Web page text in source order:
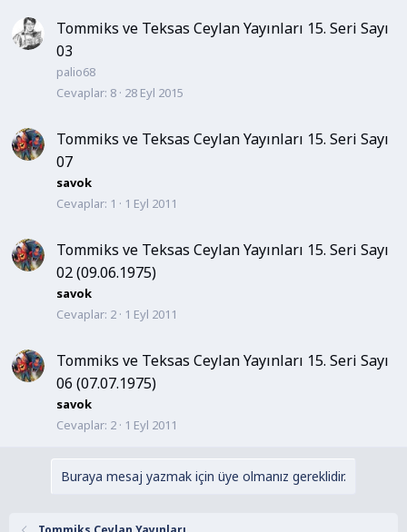
Tommiks ve Teksas Ceylan Yayınları 15. Seri Sayı
03
palio68
Cevaplar 8 28 Eyl 2015
Tommiks ve Teksas Ceylan Yayınları 15. Seri Sayı
07
savok
Cevaplar 1 1 Eyl 2011
Tommiks ve Teksas Ceylan Yayınları 15. Seri Sayı
02 (09.06.1975)
savok
Cevaplar 2 1 Eyl 2011
Tommiks ve Teksas Ceylan Yayınları 15. Seri Sayı
06 (07.07.1975)
savok
Cevaplar 2 1 Eyl 2011
Buraya mesaj yazmak için üye olmanız gereklidir.